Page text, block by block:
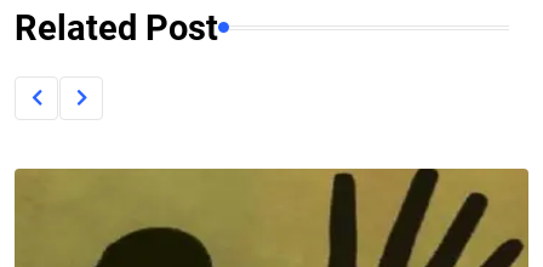
Related Post